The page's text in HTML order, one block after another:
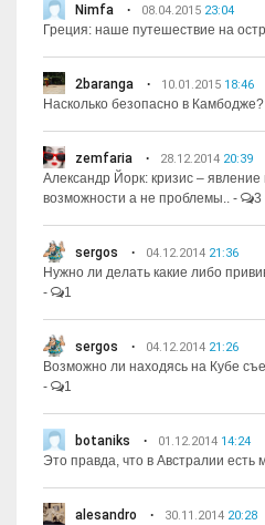
Nimfa 08.04.2015 23:04
Греция: наше путешествие на
2baranga 10.01.2015 18:46
Насколько безопасно в Камбодже?
zemfaria 28.12.2014 20:39
Александр Йорк: кризис –
возможности а не проблемы..
- 3
sergos 04.12.2014 21:36
Нужно ли делать какие либо
-
1
sergos 04.12.2014 21:26
Возможно ли находясь на Кубе
-
1
botaniks 01.12.2014 14:24
Это правда, что в Австралии есть
alesandro 30.11.2014 20:28